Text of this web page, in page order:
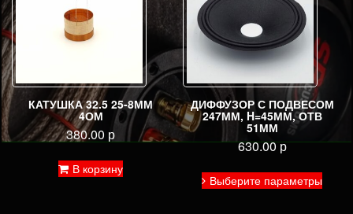
КАТУШКА 32.5 25-8ММ
4ОМ
380.00 р
В корзину
ДИФФУЗОР С ПОДВЕСОМ
247ММ, H=45ММ, ОТВ
51ММ
630.00р
Выберите параметрытовар